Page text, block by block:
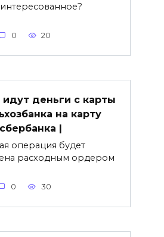
0 20
идут деньги с карты
на карту
сбербанка |
операция будет
расходным ордером
0 30